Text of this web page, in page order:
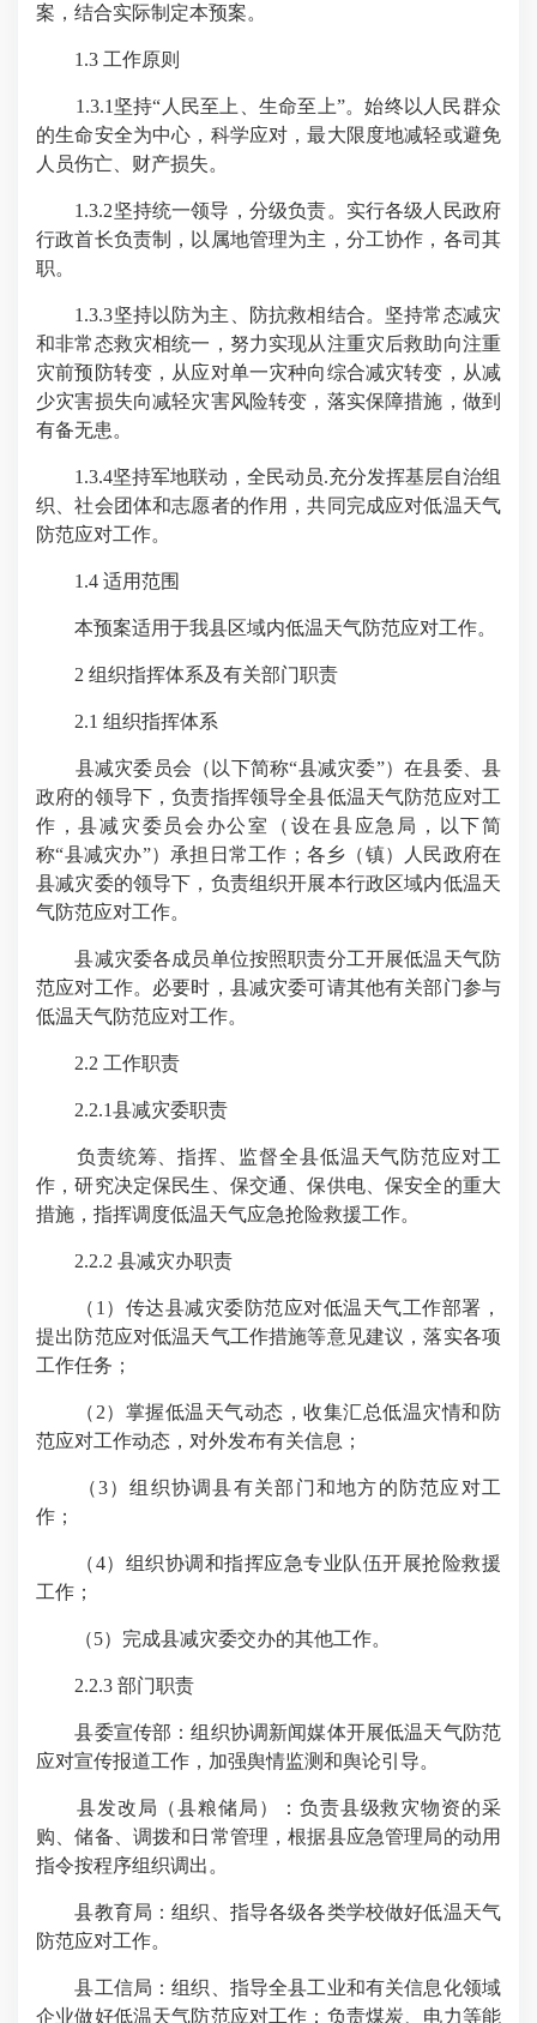
案，结合实际制定本预案。
1.3 工作原则
1.3.1坚持“人民至上、生命至上”。始终以人民群众
的生命安全为中心，科学应对，最大限度地减轻或避免
人员伤亡、财产损失。
1.3.2坚持统一领导，分级负责。实行各级人民政府
行政首长负责制，以属地管理为主，分工协作，各司其
职。
1.3.3坚持以防为主、防抗救相结合。坚持常态减灾
和非常态救灾相统一，努力实现从注重灾后救助向注重
灾前预防转变，从应对单一灾种向综合减灾转变，从减
少灾害损失向减轻灾害风险转变，落实保障措施，做到
有备无患。
1.3.4坚持军地联动，全民动员.充分发挥基层自治组
织、社会团体和志愿者的作用，共同完成应对低温天气
防范应对工作。
1.4 适用范围
本预案适用于我县区域内低温天气防范应对工作。
2 组织指挥体系及有关部门职责
2.1 组织指挥体系
县减灾委员会（以下简称“县减灾委”）在县委、县
政府的领导下，负责指挥领导全县低温天气防范应对工
作，县减灾委员会办公室（设在县应急局，以下简
称“县减灾办”）承担日常工作；各乡（镇）人民政府在
县减灾委的领导下，负责组织开展本行政区域内低温天
气防范应对工作。
县减灾委各成员单位按照职责分工开展低温天气防
范应对工作。必要时，县减灾委可请其他有关部门参与
低温天气防范应对工作。
2.2 工作职责
2.2.1县减灾委职责
负责统筹、指挥、监督全县低温天气防范应对工
作，研究决定保民生、保交通、保供电、保安全的重大
措施，指挥调度低温天气应急抢险救援工作。
2.2.2 县减灾办职责
（1）传达县减灾委防范应对低温天气工作部署，
提出防范应对低温天气工作措施等意见建议，落实各项
工作任务；
（2）掌握低温天气动态，收集汇总低温灾情和防
范应对工作动态，对外发布有关信息；
（3）组织协调县有关部门和地方的防范应对工
作；
（4）组织协调和指挥应急专业队伍开展抢险救援
工作；
（5）完成县减灾委交办的其他工作。
2.2.3 部门职责
县委宣传部：组织协调新闻媒体开展低温天气防范
应对宣传报道工作，加强舆情监测和舆论引导。
县发改局（县粮储局）：负责县级救灾物资的采
购、储备、调拨和日常管理，根据县应急管理局的动用
指令按程序组织调出。
县教育局：组织、指导各级各类学校做好低温天气
防范应对工作。
县工信局：组织、指导全县工业和有关信息化领域
企业做好低温天气防范应对工作；负责煤炭、电力等能